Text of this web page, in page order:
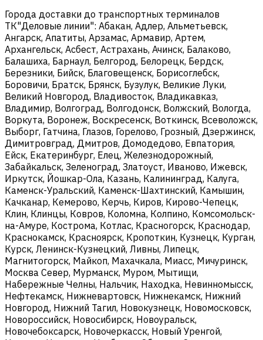
Города доставки до транспортных терминалов
ТК"Деловые линии": Абакан, Адлер, Альметьевск,
Ангарск, Апатиты, Арзамас, Армавир, Артем,
Архангельск, Асбест, Астрахань, Ачинск, Балаково,
Балашиха, Барнаул, Белгород, Белорецк, Бердск,
Березники, Бийск, Благовещенск, Борисоглебск,
Боровичи, Братск, Брянск, Бузулук, Великие Луки,
Великий Новгород, Владивосток, Владикавказ,
Владимир, Волгоград, Волгодонск, Волжский, Вологда,
Воркута, Воронеж, Воскресенск, Воткинск, Всеволожск,
Выборг, Гатчина, Глазов, Горелово, Грозный, Дзержинск,
Димитровград, Дмитров, Домодедово, Евпатория,
Ейск, Екатеринбург, Елец, Железнодорожный,
Забайкальск, Зеленоград, Златоуст, Иваново, Ижевск,
Иркутск, Йошкар-Ола, Казань, Калининград, Калуга,
Каменск-Уральский, Каменск-Шахтинский, Камышин,
Качканар, Кемерово, Керчь, Киров, Кирово-Чепецк,
Клин, Клинцы, Ковров, Коломна, Колпино, Комсомольск-
на-Амуре, Кострома, Котлас, Красногорск, Краснодар,
Краснокамск, Красноярск, Кропоткин, Кузнецк, Курган,
Курск, Ленинск-Кузнецкий, Ливны, Липецк,
Магнитогорск, Майкоп, Махачкала, Миасс, Мичуринск,
Москва Север, Мурманск, Муром, Мытищи,
Набережные Челны, Нальчик, Находка, Невинномысск,
Нефтекамск, Нижневартовск, Нижнекамск, Нижний
Новгород, Нижний Тагил, Новокузнецк, Новомосковск,
Новороссийск, Новосибирск, Новоуральск,
Новочебоксарск, Новочеркасск, Новый Уренгой,